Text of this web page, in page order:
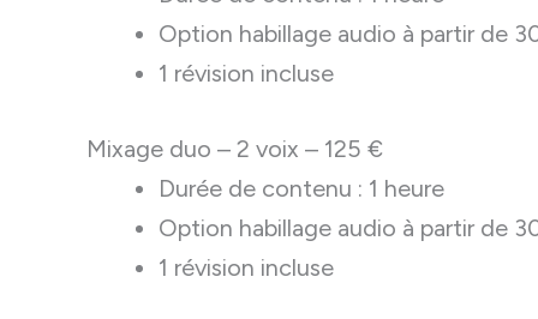
Option habillage audio à partir de
1 révision incluse
Mixage duo – 2 voix – 125 €
Durée de contenu : 1 heure
Option habillage audio à partir de
1 révision incluse